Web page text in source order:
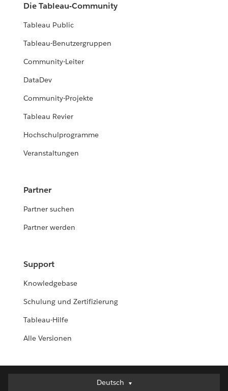
Die Tableau-Community
Tableau Public
Tableau-Benutzergruppen
Community-Leiter
DataDev
Community-Projekte
Tableau Revier
Hochschulprogramme
Veranstaltungen
Partner
Partner suchen
Partner werden
Support
Knowledgebase
Schulung und Zertifizierung
Tableau-Hilfe
Alle Versionen
Deutsch
Deutsch